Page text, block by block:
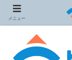
メニュー